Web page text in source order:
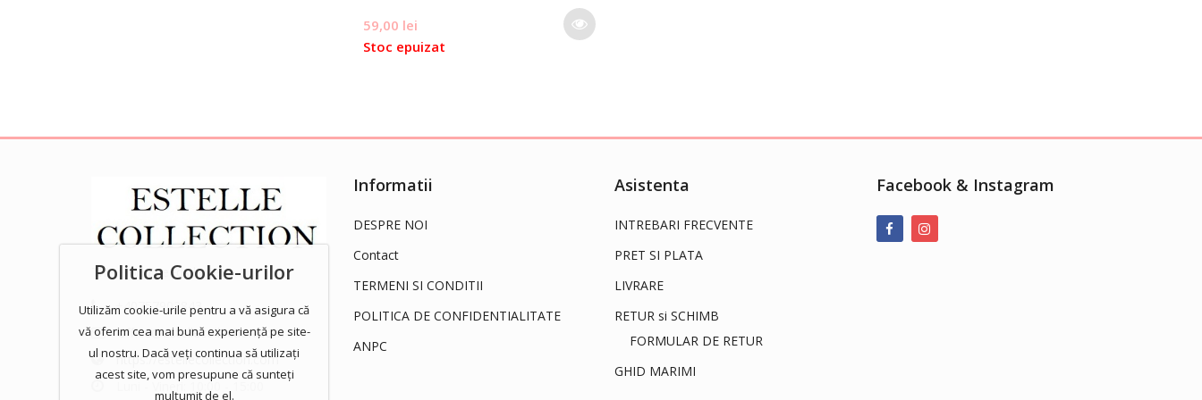
59,00 lei
Stoc epuizat
This world needs ladies!
+40757902843
office@estellecollection.com
https://estellecollection.com
Luni - Vineri: 10:00 - 15:00
Informatii
DESPRE NOI
Contact
TERMENI SI CONDITII
POLITICA DE CONFIDENTIALITATE
ANPC
Asistenta
INTREBARI FRECVENTE
PRET SI PLATA
LIVRARE
RETUR si SCHIMB
FORMULAR DE RETUR
GHID MARIMI
Facebook & Instagram
Politica Cookie-urilor
Utilizăm cookie-urile pentru a vă asigura că
vă oferim cea mai bună experiență pe site-
ul nostru. Dacă veți continua să utilizați
acest site, vom presupune că sunteți
mulțumit de el.